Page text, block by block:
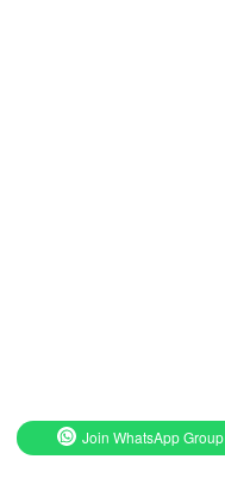
Join WhatsApp Group